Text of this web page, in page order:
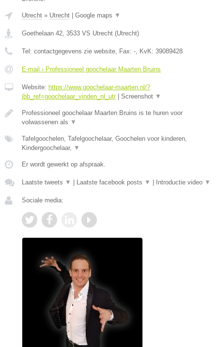
Utrecht » Utrecht Google maps ▼
Goethelaan 42, 3533 VS Utrecht (Utrecht)
Tel: contactgegevens zie website, Fax: -, KvK: 39089428
E-mail › Professioneel goochelaar Maarten Bruins
Website: https://www.goochelaar-maarten.nl/?
jbb_ref=goochelaar_vinden_nl_utr| Screenshot ▼
Professioneel goochelaar Maarten Bruins is te huren voor
volwassenen als ▼
Tafelgoochelen, Tafelgoochelaar, Goochelen voor kinderen,
Kindergoochelaar, ▼
Er wordt gewerkt op afspraak.
Laatste tweets ▼ Laatste facebook posts ▼ Introductie video ▼
Sociale media: